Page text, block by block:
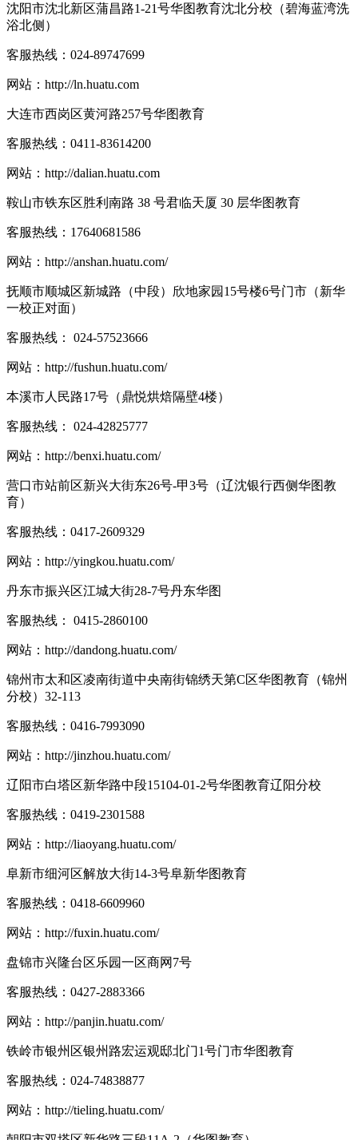
沈阳市沈北新区蒲昌路1-21号华图教育沈北分校（碧海蓝湾洗
浴北侧）
客服热线： 024-89747699
网站： http://ln.huatu.com
大连市西岗区黄河路257号华图教育
客服热线： 0411-83614200
网站： http://dalian.huatu.com
鞍山市铁东区胜利南路 38 号君临天厦 30 层华图教育
客服热线： 17640681586
网站： http://anshan.huatu.com/
抚顺市顺城区新城路（中段）欣地家园15号楼6号门市（新华
一校正对面）
客服热线： 024-57523666
网站： http://fushun.huatu.com/
本溪市人民路17号（鼎悦烘焙隔壁4楼）
客服热线： 024-42825777
网站： http://benxi.huatu.com/
营口市站前区新兴大街东26号-甲3号（辽沈银行西侧华图教
育）
客服热线： 0417-2609329
网站： http://yingkou.huatu.com/
丹东市振兴区江城大街28-7号丹东华图
客服热线： 0415-2860100
网站： http://dandong.huatu.com/
锦州市太和区凌南街道中央南街锦绣天第C区华图教育（锦州
分校）32-113
客服热线： 0416-7993090
网站： http://jinzhou.huatu.com/
辽阳市白塔区新华路中段15104-01-2号华图教育辽阳分校
客服热线： 0419-2301588
网站： http://liaoyang.huatu.com/
阜新市细河区解放大街14-3号阜新华图教育
客服热线： 0418-6609960
网站： http://fuxin.huatu.com/
盘锦市兴隆台区乐园一区商网7号
客服热线： 0427-2883366
网站： http://panjin.huatu.com/
铁岭市银州区银州路宏运观邸北门1号门市华图教育
客服热线： 024-74838877
网站： http://tieling.huatu.com/